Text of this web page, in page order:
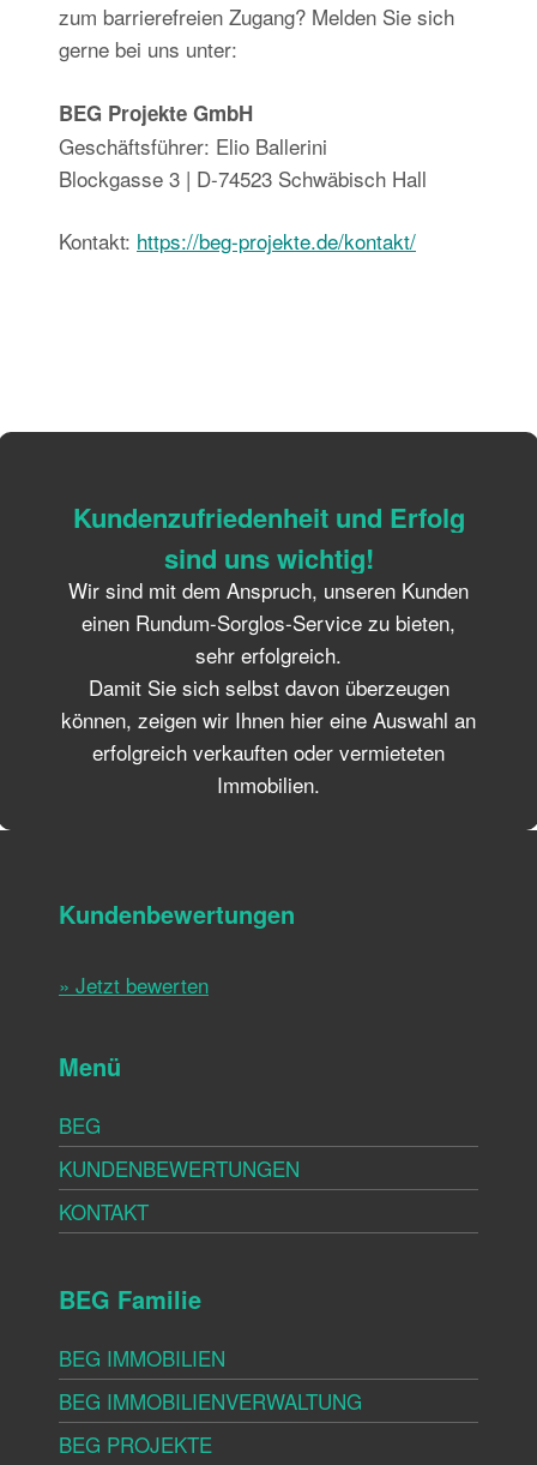
zum barrierefreien Zugang? Melden Sie sich
gerne bei uns unter:
BEG Projekte GmbH
Geschäftsführer: Elio Ballerini
Blockgasse 3 | D-74523 Schwäbisch Hall
Kontakt: https://beg-projekte.de/kontakt/
Kundenzufriedenheit und Erfolg
sind uns wichtig!
Wir sind mit dem Anspruch, unseren Kunden
einen Rundum-Sorglos-Service zu bieten,
sehr erfolgreich.
Damit Sie sich selbst davon überzeugen
können, zeigen wir Ihnen hier eine Auswahl an
erfolgreich verkauften oder vermieteten
Immobilien.
Kundenbewertungen
» Jetzt bewerten
Menü
BEG
KUNDENBEWERTUNGEN
KONTAKT
BEG Familie
BEG IMMOBILIEN
BEG IMMOBILIENVERWALTUNG
BEG PROJEKTE